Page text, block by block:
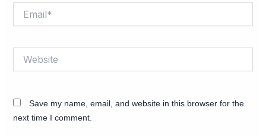
Save my name, email, and website in this browser for the
next time I comment.